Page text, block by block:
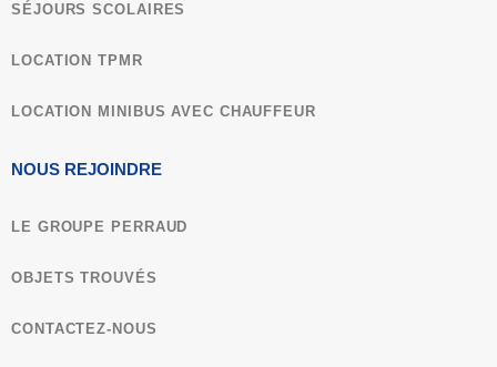
SÉJOURS SCOLAIRES
LOCATION TPMR
LOCATION MINIBUS AVEC CHAUFFEUR
NOUS REJOINDRE
LE GROUPE PERRAUD
OBJETS TROUVÉS
CONTACTEZ-NOUS